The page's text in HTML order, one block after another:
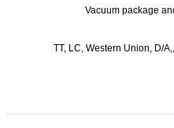
Vacuum package
TT, LC, Western Union, D/